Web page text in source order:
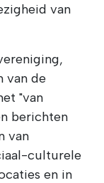
van
van de
"van
berichten
van
culturele
en in